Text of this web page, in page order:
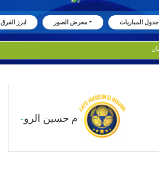
ابرز الفرق معرض الصور جدول المباريات
م حسين الرومي